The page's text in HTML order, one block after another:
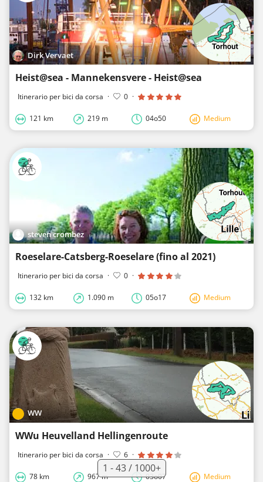
Dirk Vervaet
Heist@sea - Mannekensvere - Heist@sea
Itinerario per bici da corsa · 0 ·
121 km 219 m 04o50 Medium
steven crombez
Roeselare-Catsberg-Roeselare (fino al 2021)
Itinerario per bici da corsa · 0 ·
132 km 1.090 m 05o17 Medium
WW
WWu Heuvelland Hellingenroute
Itinerario per bici da corsa · 6 ·
78 km 967 m 03o07 Medium
1 - 43 / 1000+